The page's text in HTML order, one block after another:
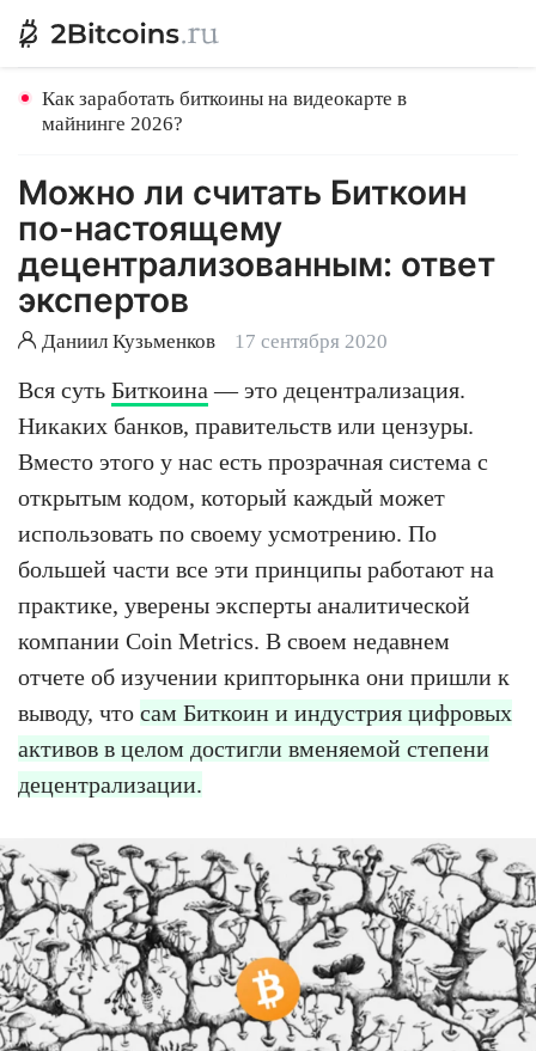
Как заработать биткоины на видеокарте в
майнинге 2026?
Можно ли считать Биткоин
по-настоящему
децентрализованным: ответ
экспертов
Даниил Кузьменков 17 сентября 2020
Вся суть Биткоина — это децентрализация.
Никаких банков, правительств или цензуры.
Вместо этого у нас есть прозрачная система с
открытым кодом, который каждый может
использовать по своему усмотрению. По
большей части все эти принципы работают на
практике, уверены эксперты аналитической
компании Coin Metrics. В своем недавнем
отчете об изучении крипторынка они пришли к
выводу, что сам Биткоин и индустрия цифровых
активов в целом достигли вменяемой степени
децентрализации.